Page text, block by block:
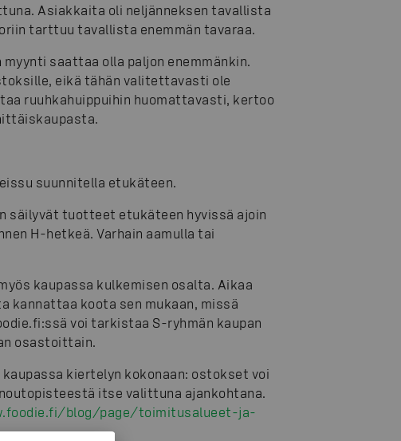
Asiakkaita oli neljänneksen tavallista
tarttuu tavallista enemmän tavaraa.
saattaa olla paljon enemmänkin.
eikä tähän valitettavasti ole
ruuhkahuippuihin huomattavasti, kertoo
suunnitella etukäteen.
säilyvät tuotteet etukäteen hyvissä ajoin
H-hetkeä. Varhain aamulla tai
kaupassa kulkemisen osalta. Aikaa
kannattaa koota sen mukaan, missä
voi tarkistaa S-ryhmän kaupan
osastoittain.
kiertelyn kokonaan: ostokset voi
itse valittuna ajankohtana.
blog/page/toimitusalueet-ja-